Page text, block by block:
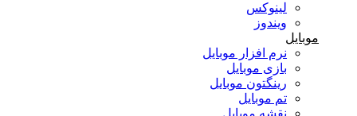
لینوکس
ویندوز
موبایل
نرم افزار موبایل
بازی موبایل
رینگتون موبایل
تم موبایل
نقشه موبایل